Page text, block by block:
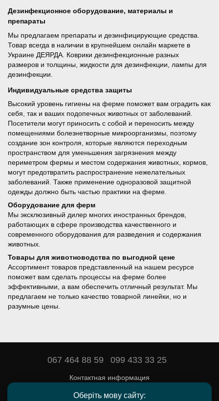
Оберіть мову сайту:
Дезинфекционное оборудование, материалы и
препараты
Мы предлагаем препараты и дезинфицирующие средства.
Товар всегда в наличии в крупнейшем онлайн маркете в
Украине ДЕЯРДА. Коврики дезинфекционные разных
размеров и толщины, жидкости для дезинфекции, лампы для
дезинфекции.
Индивидуальные средства защиты
Высокий уровень гигиены на ферме поможет вам оградить как
себя, так и ваших подопечных животных от заболеваний.
Посетители могут приносить с собой и переносить между
помещениями болезнетворные микроорганизмы, поэтому
создание зон контроля, которые являются переходным
пространством для уменьшения загрязнения между
периметром фермы и местом содержания животных, кормов,
могут предотвратить распространение нежелательных
заболеваний. Также применение одноразовой защитной
одежды должно быть частью практики на ферме.
Оборудование для ферм
Мы эксклюзивный дилер многих иностранных брендов,
работающих в сфере производства качественного и
современного оборудования для разведения и содержания
животных.
Товары для животноводства по выгодной цене
Ассортимент товаров представленный на нашем ресурсе
поможет вам сделать процессы на ферме более
эффективными, а вам обеспечить отличный результат. Мы
предлагаем не только качество товарной линейки, но и
разумные цены.
067 464 88 59 099 433 33 25
Контактная информация
Полная версия сайта